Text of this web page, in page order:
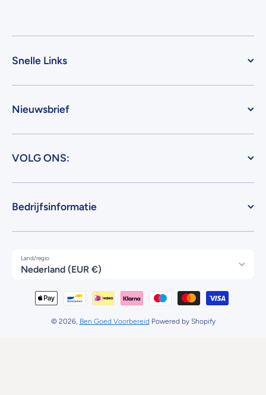
Snelle Links
Nieuwsbrief
VOLG ONS:
Bedrijfsinformatie
Land/regio
Nederland (EUR €)
Betaalmethodes
© 2026, Ben Goed Voorbereid Powered by Shopify